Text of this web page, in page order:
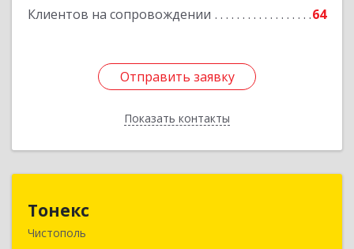
Клиентов на сопровождении 64
Отправить заявку
Показать контакты
Отправить заявку
Назад
Тонекс
Чистополь
422980, Татарстан Респ, Чистопольский р-н,